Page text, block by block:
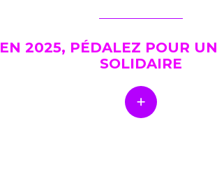
EN 2025, PÉDALEZ POUR
SOLIDAIRE